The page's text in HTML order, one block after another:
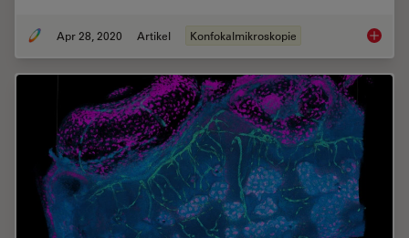
Apr 28, 2020 Artikel Konfokalmikroskopie